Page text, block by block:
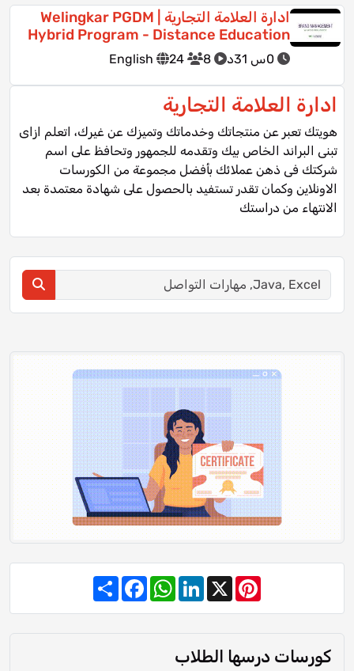
ادارة العلامة التجارية
هويتك تعبر عن منتجاتك وخدماتك وتميزك عن غيرك، اتعلم ازاى
تبنى البراند الخاص بيك وتقدمه للجمهور وتحافظ على اسم
شركتك فى ذهن عملائك بأفضل مجموعة من الكورسات
الاونلاين وكمان تقدر تستفيد بالحصول على شهادة معتمدة بعد
الانتهاء من دراستك
ادارة العلامة التجارية | Welingkar PGDM
Hybrid Program - Distance Education
0س 31د 8
24
English
Share
Facebook
WhatsAppLinkedIn X
Pinterest
كورسات درسها الطلاب